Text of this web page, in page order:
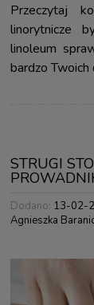
Przeczytaj
linorytnicze
linoleum
bardzo Twoich
STRUGI
Dodano: 13-02-
Agnieszka